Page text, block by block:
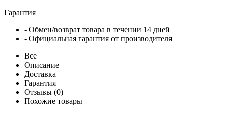
Гарантия
- Обмен/возврат товара в течении 14 дней
- Официальная гарантия от производителя
Все
Описание
Доставка
Гарантия
Отзывы (0)
Похожие товары